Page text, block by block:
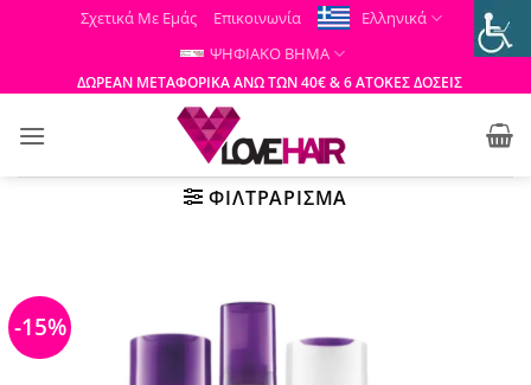
Μετάβαση
περιεχόμενο
Σχετικά Με Εμάς Επικοινωνία
Ελληνικά
ΨΗΦΙΑΚΟ ΒΗΜΑ
ΔΩΡΕΑΝ ΜΕΤΑΦΟΡΙΚΑ ΑΝΩ ΤΩΝ 40€ & 6 ΑΤΟΚΕΣ ΔΟΣΕΙΣ
ΦΙΛΤΡΆΡΙΣΜΑ
-15%